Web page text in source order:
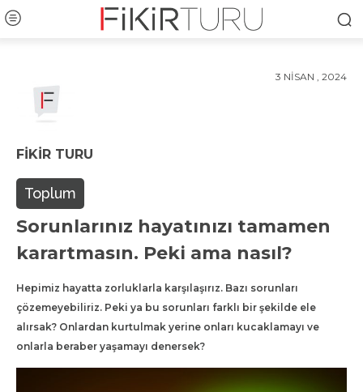
3 NISAN , 2024
FIKIR TURU
Toplum
Sorunlarınız hayatınızı tamamen
karartmasın. Peki ama nasıl?
Hepimiz hayatta zorluklarla karşılaşırız. Bazı sorunları
çözemeyebiliriz. Peki ya bu sorunları farklı bir şekilde ele
alırsak? Onlardan kurtulmak yerine onları kucaklamayı ve
onlarla beraber yaşamayı denersek?